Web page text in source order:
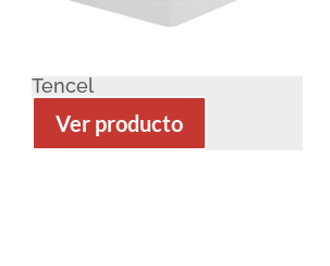
Tencel
Ver producto